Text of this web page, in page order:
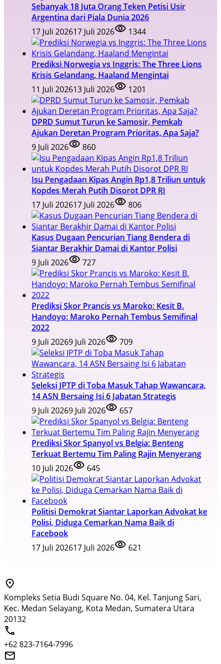
Sebanyak 18 Juta Orang Teken Petisi Usir
Argentina dari Piala Dunia 2026
17 Juli 202617 Juli 2026 1344
Prediksi Norwegia vs Inggris: The Three Lions
Krisis Gelandang, Haaland Mengintai
11 Juli 202613 Juli 2026 1201
DPRD Sumut Turun ke Samosir, Pemkab
Ajukan Deretan Program Prioritas, Apa Saja?
9 Juli 2026
860
Isu Pengadaan Kipas Angin Rp1,8 Triliun untuk
Kopdes Merah Putih Disorot DPR RI
17 Juli 202617 Juli 2026 806
Kasus Dugaan Pencurian Tiang Bendera di
Siantar Berakhir Damai di Kantor Polisi
9 Juli 2026
727
Prediksi Skor Prancis vs Maroko: Kesit B.
Handoyo: Maroko Pernah Tembus Semifinal
2022
9 Juli 20269 Juli 2026 709
Seleksi JPTP di Toba Masuk Tahap Wawancara,
14 ASN Bersaing Isi 6 Jabatan Strategis
9 Juli 20269 Juli 2026 657
Prediksi Skor Spanyol vs Belgia: Benteng
Terkuat Bertemu Tim Paling Rajin Menyerang
10 Juli 2026
645
Politisi Demokrat Siantar Laporkan Advokat ke
Polisi, Diduga Cemarkan Nama Baik di
Facebook
17 Juli 202617 Juli 2026 621
Kompleks Setia Budi Square No. 04, Kel. Tanjung Sari,
Kec. Medan Selayang, Kota Medan, Sumatera Utara
20132
+62 823-7164-7996